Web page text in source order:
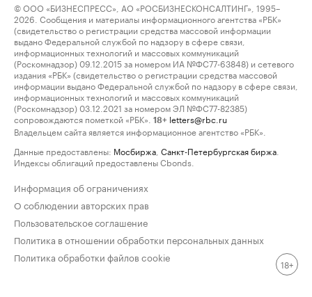
© ООО «БИЗНЕСПРЕСС», АО «РОСБИЗНЕСКОНСАЛТИНГ», 1995–
2026. Сообщения и материалы информационного агентства «РБК»
(свидетельство о регистрации средства массовой информации
выдано Федеральной службой по надзору в сфере связи,
информационных технологий и массовых коммуникаций
(Роскомнадзор) 09.12.2015 за номером ИА №ФС77-63848) и сетевого
издания «РБК» (свидетельство о регистрации средства массовой
информации выдано Федеральной службой по надзору в сфере связи,
информационных технологий и массовых коммуникаций
(Роскомнадзор) 03.12.2021 за номером ЭЛ №ФС77-82385)
сопровождаются пометкой «РБК».
18+ letters@rbc.ru
Владельцем сайта является информационное агентство «РБК».
Данные предоставлены: Мосбиржа Санкт-Петербургская биржа
Индексы облигаций предоставлены Cbonds.
Информация об ограничениях
О соблюдении авторских прав
Пользовательское соглашение
Политика в отношении обработки персональных данных
Политика обработки файлов cookie
18+